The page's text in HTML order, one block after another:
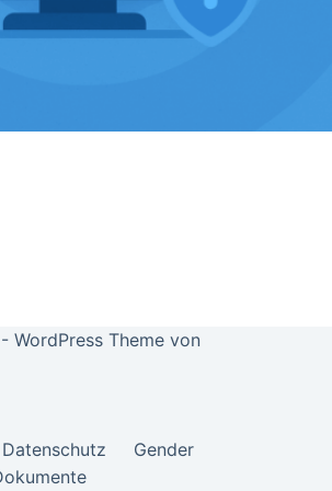
Theme von
Datenschutz
Gender